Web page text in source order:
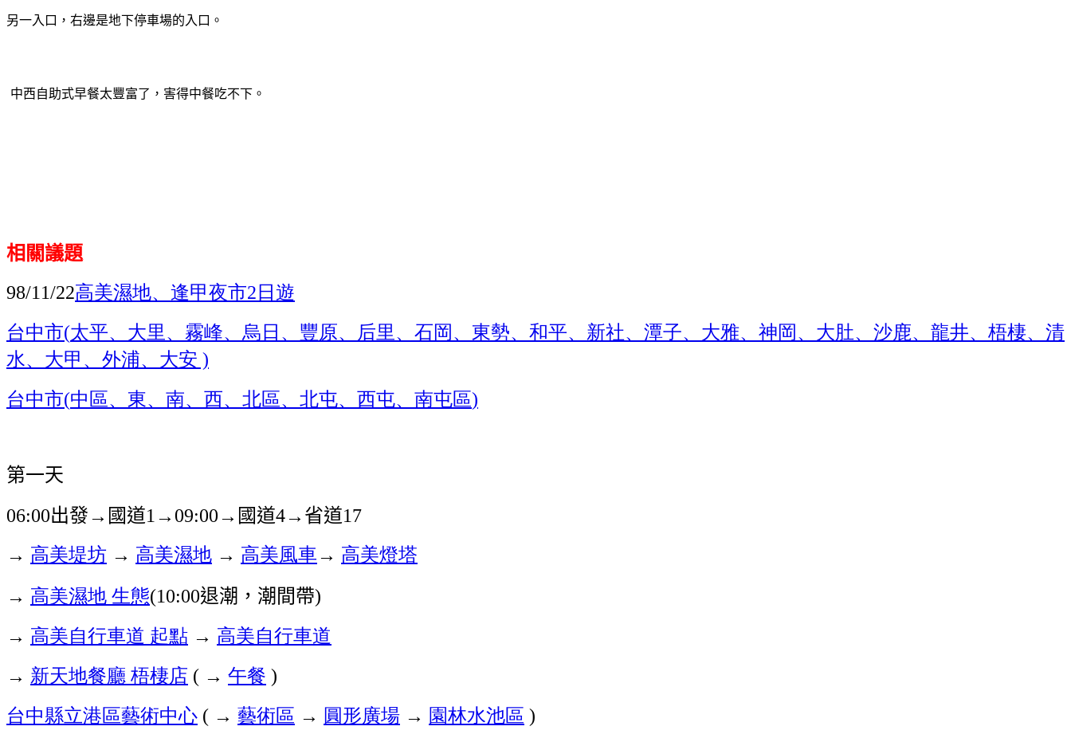
另一入口，右邊是地下停車場的入口。
中西自助式早餐太豐富了，害得中餐吃不下。
相關議題
98/11/22高美濕地、逢甲夜市2日遊
台中市(太平、大里、霧峰、烏日、豐原、后里、石岡、東勢、和平、新社、潭子、大雅、神岡、大肚、沙鹿、龍井、梧棲、清
水、大甲、外浦、大安 )
台中市(中區、東、南、西、北區、北屯、西屯、南屯區)
第一天
06:00出發→ 國道1→09:00→ 國道4→ 省道17
→ 高美堤坊 → 高美濕地 → 高美風車→ 高美燈塔
→ 高美濕地生態(10:00退潮，潮間帶)
→ 高美自行車道 起點 → 高美自行車道
→ 新天地餐廳 梧棲店 ( → 午餐 )
台中縣立港區藝術中心 ( → 藝術區 → 圓形廣場 → 園林水池區 )